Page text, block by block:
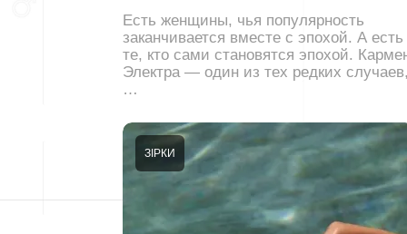
Есть женщины, чья популярность
заканчивается вместе с эпохой. А есть
те, кто сами становятся эпохой.
Электра — один из тех редких
…
ЗІРКИ